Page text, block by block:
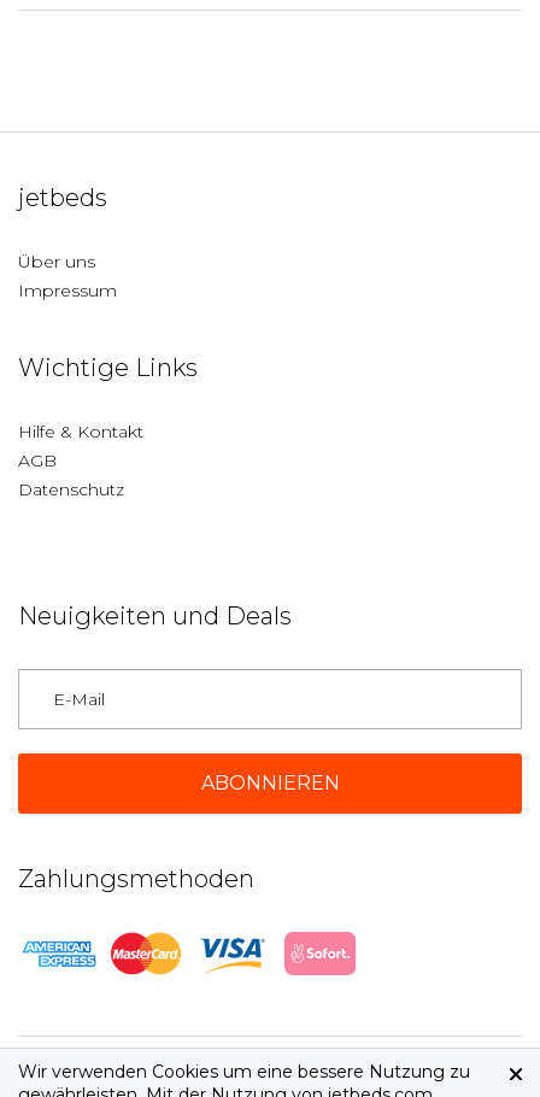
jetbeds
Über uns
Impressum
Wichtige Links
Hilfe & Kontakt
AGB
Datenschutz
Neuigkeiten und Deals
Zahlungsmethoden
2026 © jetbeds.com AGB|Datenschutz
Wir verwenden Cookies um eine bessere Nutzung zu